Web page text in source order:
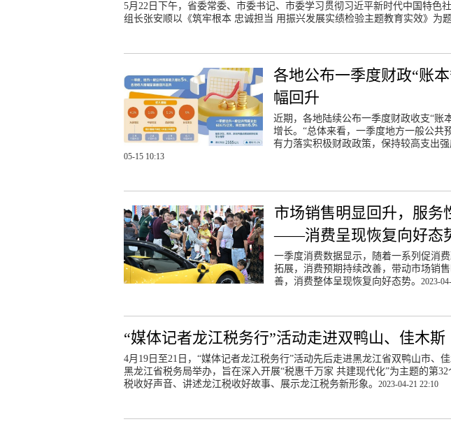
5月22日下午，省委常委、市委书记、市委学习贯彻习近平新时代中国特色
组长张安顺以《筑牢根本 忠诚担当 用振兴发展实绩检验主题教育实效》为题
各地公布一季度财政“账
幅回升
近期，各地陆续公布一季度财政收支“账
增长。“总体来看，一季度地方一般公共
有力落实积极财政政策，保持较高支出
05-15 10:13
市场销售明显回升，服务
——消费呈现恢复向好态
一季度消费数据显示，随着一系列促消
拓展，消费预期持续改善，带动市场销
善，消费整体呈现恢复向好态势。 2023-
“媒体记者龙江税务行”活动走进双鸭山、佳木斯
4月19日至21日，“媒体记者龙江税务行”活动先后走进黑龙江省双鸭山市、
黑龙江省税务局举办，旨在深入开展“税惠千万家 共建现代化”为主题的第
税收好声音、讲述龙江税收好故事、展示龙江税务新形象。 2023-04-21 22:10